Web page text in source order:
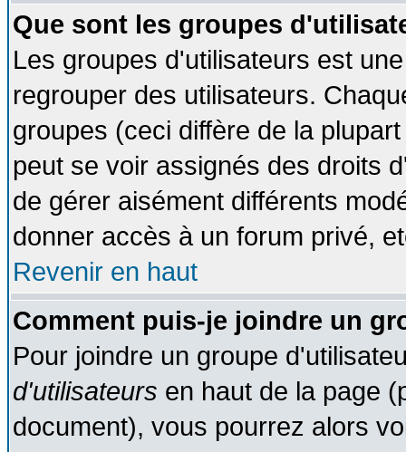
Que sont les groupes
Les groupes d'utilisateurs est
regrouper des utilisateurs.
groupes (ceci diffère de la
peut se voir assignés des droits
de gérer aisément différents
donner accès à un forum privé,
Revenir en haut
Comment puis-je joindre un
Pour joindre un groupe
d'utilisateurs en haut de la page
document), vous pourrez alors